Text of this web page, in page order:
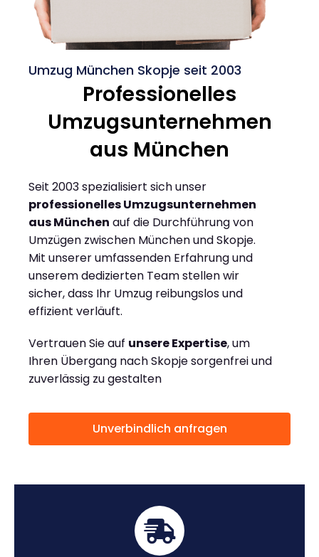
Umzug München Skopje seit 2003
Professionelles
Umzugsunternehmen
aus München
Seit 2003 spezialisiert sich unser
professionelles Umzugsunternehmen
aus München auf die Durchführung von
Umzügen zwischen München und Skopje.
Mit unserer umfassenden Erfahrung und
unserem dedizierten Team stellen wir
sicher, dass Ihr Umzug reibungslos und
effizient verläuft.
Vertrauen Sie auf unsere Expertise, um
Ihren Übergang nach Skopje sorgenfrei und
zuverlässig zu gestalten
Unverbindlich anfragen